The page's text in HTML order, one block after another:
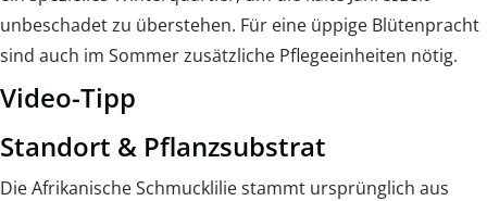
unbeschadet zu überstehen. Für eine üppige Blütenpracht
sind auch im Sommer zusätzliche Pflegeeinheiten nötig.
Video-Tipp
Standort & Pflanzsubstrat
Die Afrikanische Schmucklilie stammt ursprünglich aus